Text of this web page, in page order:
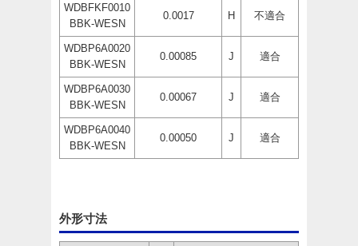
WDBFKF0010
BBK-WESN
0.0017 H 不適合
WDBP6A0020
BBK-WESN
0.00085 J 適合
WDBP6A0030
BBK-WESN
0.00067 J 適合
WDBP6A0040
BBK-WESN
0.00050 J 適合
外形寸法